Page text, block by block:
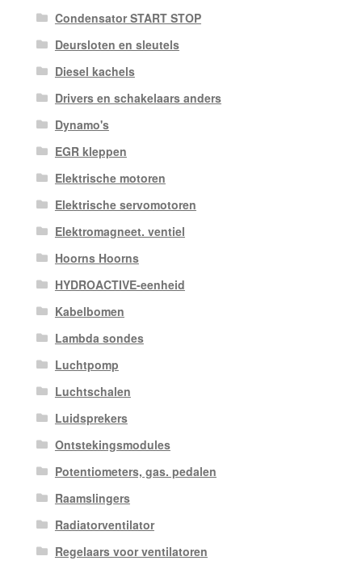
Condensator START STOP
Deursloten en sleutels
Diesel kachels
Drivers en schakelaars anders
Dynamo's
EGR kleppen
Elektrische motoren
Elektrische servomotoren
Elektromagneet. ventiel
Hoorns Hoorns
HYDROACTIVE-eenheid
Kabelbomen
Lambda sondes
Luchtpomp
Luchtschalen
Luidsprekers
Ontstekingsmodules
Potentiometers, gas. pedalen
Raamslingers
Radiatorventilator
Regelaars voor ventilatoren